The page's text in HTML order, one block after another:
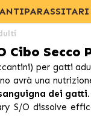
Cibo Secco
per gatti
avrà una
dei gatti.
S/O dissolve